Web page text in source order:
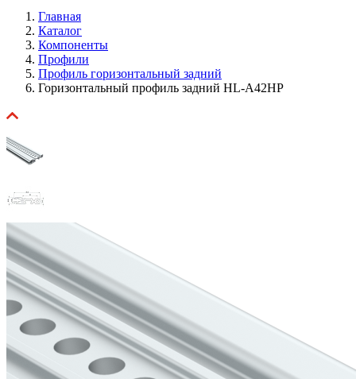
Главная
Каталог
Компоненты
Профили
Профиль горизонтальный задний
Горизонтальный профиль задний HL-A42HP